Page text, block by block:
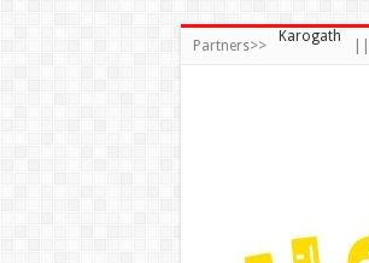
Partners>>
Karogath